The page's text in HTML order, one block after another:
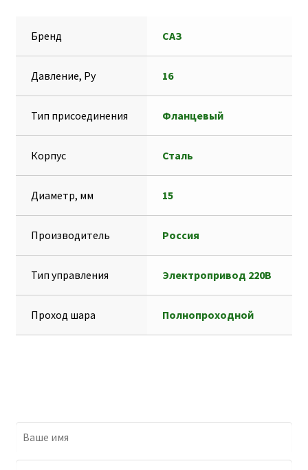
Бренд САЗ
Давление, Ру 16
Тип присоединения Фланцевый
Корпус Сталь
Диаметр, мм 15
Производитель Россия
Тип управления Электропривод 220В
Проход шара Полнопроходной